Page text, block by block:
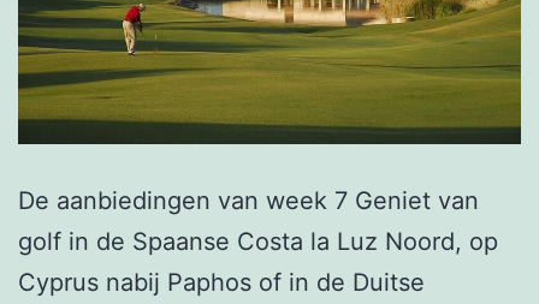
De aanbiedingen van week 7 Geniet van
golf in de Spaanse Costa la Luz Noord, op
Cyprus nabij Paphos of in de Duitse